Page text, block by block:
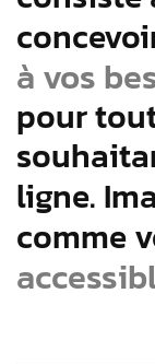
à vos
pour
ligne.
comme